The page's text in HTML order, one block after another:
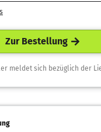
Zur Bestellung
meldet sich bezüglich der